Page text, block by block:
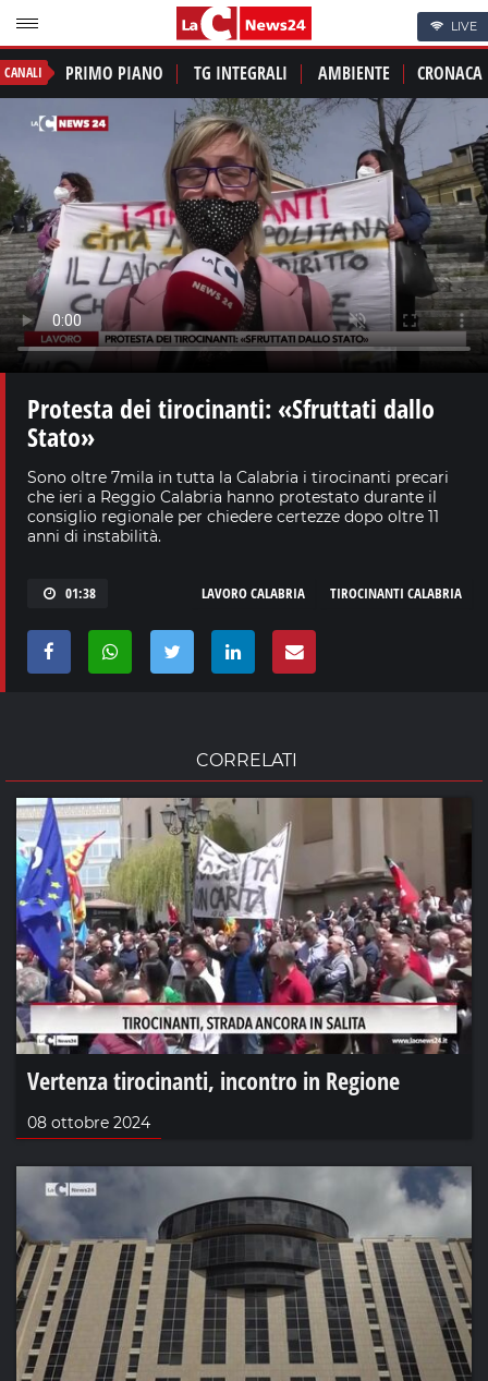
LIVE
CANALI PRIMO PIANO TG INTEGRALI AMBIENTE CRONACA
Protesta dei tirocinanti: «Sfruttati dallo
Stato»
Sono oltre 7mila in tutta la Calabria i tirocinanti precari
che ieri a Reggio Calabria hanno protestato durante il
consiglio regionale per chiedere certezze dopo oltre 11
anni di instabilità.
01:38 TIROCINANTI CALABRIA
LAVORO CALABRIA
CORRELATI
Vertenza tirocinanti, incontro in Regione
08 ottobre 2024